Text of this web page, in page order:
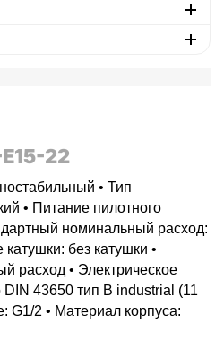
22
• Тип
• Питание пилотного
номинальный расход:
без катушки •
расход • Электрическое
43650 тип B industrial (11
G1/2 • Материал корпуса: